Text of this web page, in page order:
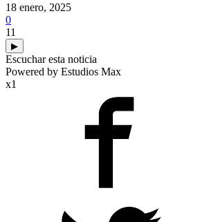
18 enero, 2025
0
11
▶
Escuchar esta noticia
Powered by Estudios Max
x1